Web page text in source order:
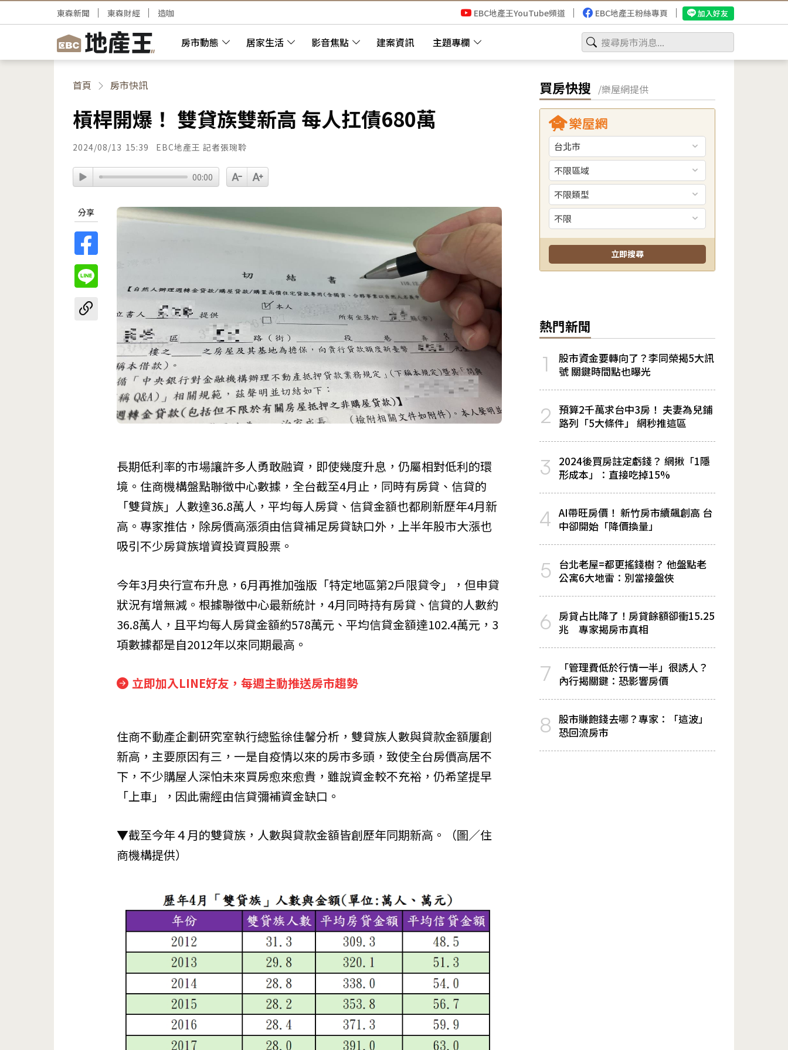
房市動態 居家生活 影音焦點 建案資訊 主題專欄
東森新聞 東森財經 造咖 EBC地產王YouTube頻道 EBC地產王粉絲專頁 加入好友
首頁 房市快訊
槓桿開爆！ 雙貸族雙新高 每人扛債680萬
2024/08/13 15:39 EBC地產王 記者張琬聆
00:00
分享
長期低利率的市場讓許多人勇敢融資，即使幾度升息，仍屬相對低利的環
境。住商機構盤點聯徵中心數據，全台截至4月止，同時有房貸、信貸的
「雙貸族」人數達36.8萬人，平均每人房貸、信貸金額也都刷新歷年4月新
高。專家推估，除房價高漲須由信貸補足房貸缺口外，上半年股市大漲也
吸引不少房貸族增資投資買股票。
今年3月央行宣布升息，6月再推加強版「特定地區第2戶限貸令」，但申貸
狀況有增無減。根據聯徵中心最新統計，4月同時持有房貸、信貸的人數約
36.8萬人，且平均每人房貸金額約578萬元、平均信貸金額達102.4萬元，3
項數據都是自2012年以來同期最高。
立即加入LINE好友，每週主動推送房市趨勢
住商不動產企劃研究室執行總監徐佳馨分析，雙貸族人數與貸款金額屢創
新高，主要原因有三，一是自疫情以來的房市多頭，致使全台房價高居不
下，不少購屋人深怕未來買房愈來愈貴，雖說資金較不充裕，仍希望提早
「上車」，因此需經由信貸彌補資金缺口。
▼截至今年４月的雙貸族，人數與貸款金額皆創歷年同期新高。（圖／住
商機構提供）
買房快搜 /樂屋網提供
熱門新聞
1
股市資金要轉向了？李同榮揭5大訊
號 關鍵時間點也曝光
2 預算2千萬求台中3房！ 夫妻為兒鋪
路列「5大條件」 網秒推這區
3
2024後買房註定虧錢？ 網揪「1隱
形成本」：直接吃掉15%
4 AI帶旺房價！ 新竹房市續飆創高 台
中卻開始「降價換量」
5
台北老屋=都更搖錢樹？ 他盤點老
公寓6大地雷：別當接盤俠
6 房貸占比降了！房貸餘額卻衝15.25
兆 專家揭房市真相
7
「管理費低於行情一半」很誘人？
內行揭關鍵：恐影響房價
8 股市賺飽錢去哪？專家：「這波」
恐回流房市